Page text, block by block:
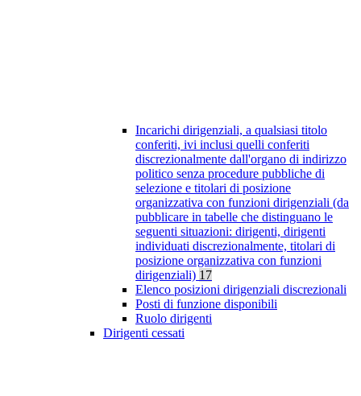
Incarichi dirigenziali, a qualsiasi titolo
conferiti, ivi inclusi quelli conferiti
discrezionalmente dall'organo di indirizzo
politico senza procedure pubbliche di
selezione e titolari di posizione
organizzativa con funzioni dirigenziali (da
pubblicare in tabelle che distinguano le
seguenti situazioni: dirigenti, dirigenti
individuati discrezionalmente, titolari di
posizione organizzativa con funzioni
dirigenziali) 17
Elenco posizioni dirigenziali discrezionali
Posti di funzione disponibili
Ruolo dirigenti
Dirigenti cessati